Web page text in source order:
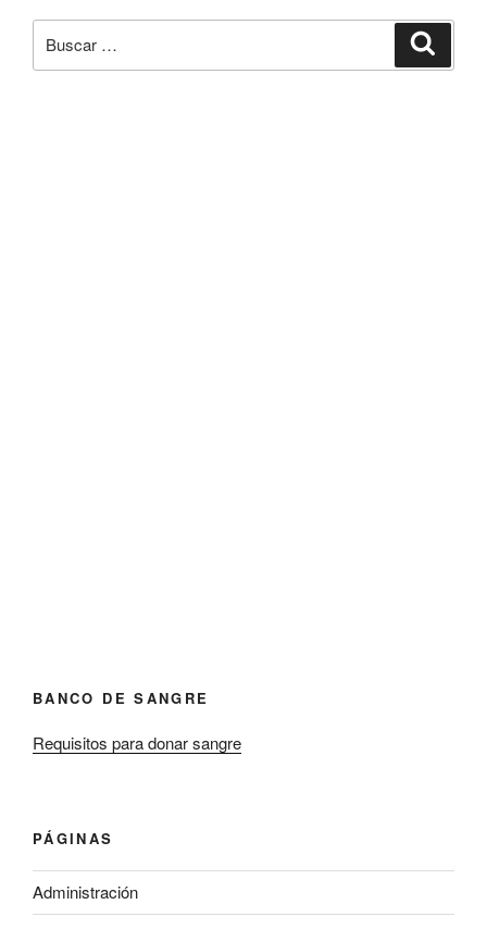
por:
BANCO DE SANGRE
Requisitos para donar sangre
PÁGINAS
Administración